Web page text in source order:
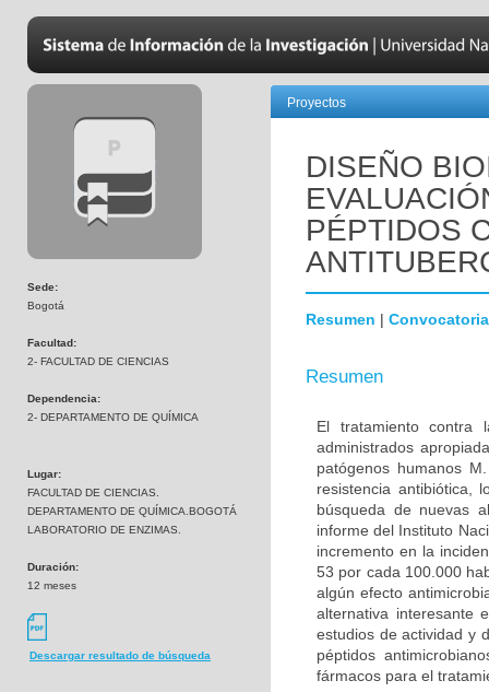
Sede:
Bogotá
Facultad:
2- FACULTAD DE CIENCIAS
Dependencia:
2- DEPARTAMENTO DE QUÍMICA
Lugar:
FACULTAD DE CIENCIAS.
DEPARTAMENTO DE QUÍMICA.BOGOTÁ
LABORATORIO DE ENZIMAS.
Duración:
12 meses
Descargar resultado de búsqueda
Proyectos
DISEÑO
PÉPTIDOS
Resumen | Convocatoria
Resumen
El tratamiento contra
administrados
patógenos humanos
resistencia antibiótica,
búsqueda de nuevas
informe del Instituto
incremento en la
53 por cada 100.000
algún efecto
alternativa interesante
estudios de actividad y
péptidos
fármacos para el